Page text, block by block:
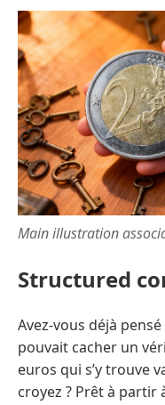
Main illustration
Structured
Avez-vous déjà
pouvait cacher un
euros qui s’y trouve
croyez ? Prêt à partir